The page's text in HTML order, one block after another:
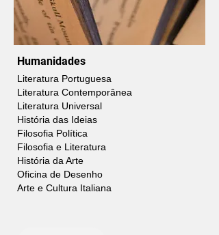
Humanidades
Literatura Portuguesa
Literatura Contemporânea
Literatura Universal
História das Ideias
Filosofia Política
Filosofia e Literatura
História da Arte
Oficina de Desenho
Arte e Cultura Italiana